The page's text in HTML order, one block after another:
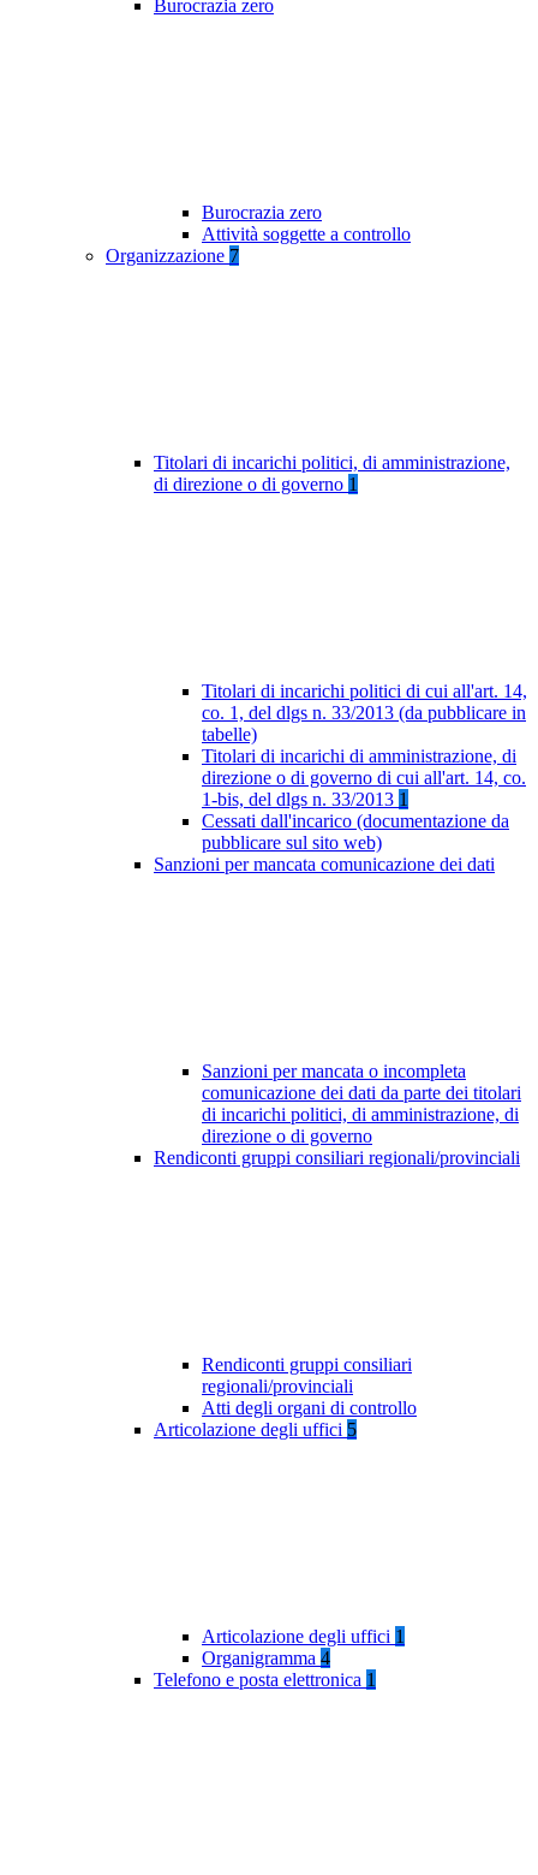
Burocrazia zero
Burocrazia zero
Attività soggette a controllo
Organizzazione 7
Titolari di incarichi politici, di amministrazione,
di direzione o di governo 1
Titolari di incarichi politici di cui all'art. 14,
co. 1, del dlgs n. 33/2013 (da pubblicare in
tabelle)
Titolari di incarichi di amministrazione, di
direzione o di governo di cui all'art. 14, co.
1-bis, del dlgs n. 33/2013 1
Cessati dall'incarico (documentazione da
pubblicare sul sito web)
Sanzioni per mancata comunicazione dei dati
Sanzioni per mancata o incompleta
comunicazione dei dati da parte dei titolari
di incarichi politici, di amministrazione, di
direzione o di governo
Rendiconti gruppi consiliari regionali/provinciali
Rendiconti gruppi consiliari
regionali/provinciali
Atti degli organi di controllo
Articolazione degli uffici 5
Articolazione degli uffici 1
Organigramma 4
Telefono e posta elettronica 1